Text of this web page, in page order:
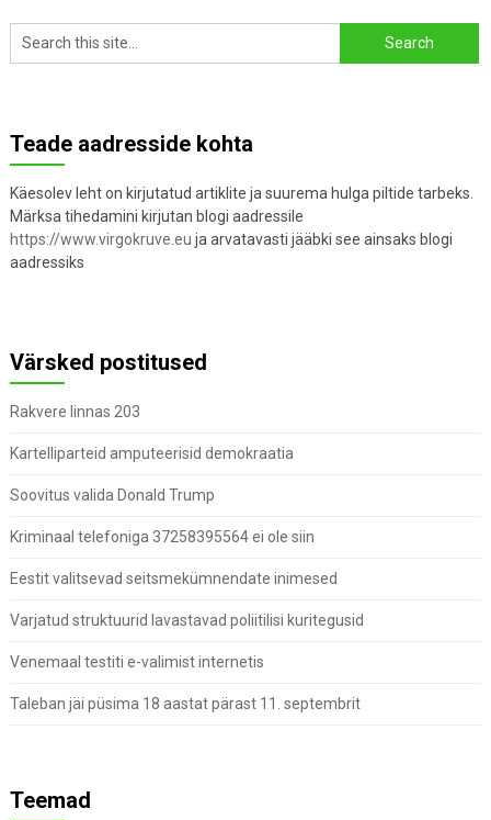
Teade aadresside kohta
Käesolev leht on kirjutatud artiklite ja suurema hulga piltide tarbeks.
Märksa tihedamini kirjutan blogi aadressile
https://www.virgokruve.eu ja arvatavasti jääbki see ainsaks blogi
aadressiks
Värsked postitused
Rakvere linnas 203
Kartelliparteid amputeerisid demokraatia
Soovitus valida Donald Trump
Kriminaal telefoniga 37258395564 ei ole siin
Eestit valitsevad seitsmekümnendate inimesed
Varjatud struktuurid lavastavad poliitilisi kuritegusid
Venemaal testiti e-valimist internetis
Taleban jäi püsima 18 aastat pärast 11. septembrit
Teemad